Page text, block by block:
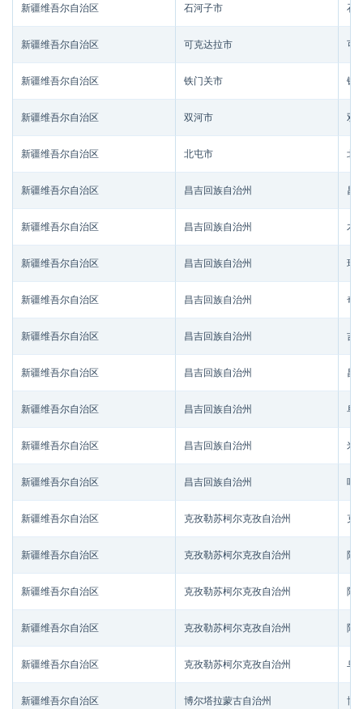
新疆维吾尔自治区 石河子市 石
新疆维吾尔自治区 可克达拉市 可
新疆维吾尔自治区 铁门关市 铁
新疆维吾尔自治区 双河市 双
新疆维吾尔自治区 北屯市 北
新疆维吾尔自治区 昌吉回族自治州 昌
新疆维吾尔自治区 昌吉回族自治州 木
新疆维吾尔自治区 昌吉回族自治州 玛
新疆维吾尔自治区 昌吉回族自治州 奇
新疆维吾尔自治区 昌吉回族自治州 吉
新疆维吾尔自治区 昌吉回族自治州 昌
新疆维吾尔自治区 昌吉回族自治州 阜
新疆维吾尔自治区 昌吉回族自治州 米
新疆维吾尔自治区 昌吉回族自治州 呼
新疆维吾尔自治区 克孜勒苏柯尔克孜自治州 克
新疆维吾尔自治区 克孜勒苏柯尔克孜自治州 阿
新疆维吾尔自治区 克孜勒苏柯尔克孜自治州 阿
新疆维吾尔自治区 克孜勒苏柯尔克孜自治州 阿
新疆维吾尔自治区 克孜勒苏柯尔克孜自治州 乌
新疆维吾尔自治区 博尔塔拉蒙古自治州 博